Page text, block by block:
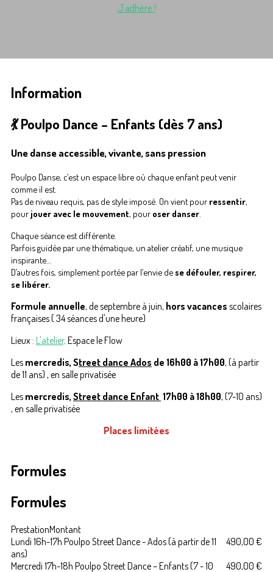
J'adhère !
Information
💃 Poulpo Dance – Enfants (dès 7 ans)
Une danse accessible, vivante, sans pression
Poulpo Danse, c’est un espace libre où chaque enfant peut venir
comme il est.
Pas de niveau requis, pas de style imposé. On vient pour ressentir,
pour jouer avec le mouvement, pour oser danser
Chaque séance est différente.
Parfois guidée par une thématique, un atelier créatif, une musique
inspirante…
D’autres fois, simplement portée par l’envie dese défouler, respirer,
se libérer.
Formule annuelle, de septembre à juin, hors vacances scolaires
françaises ( 34 séances d'une heure)
Lieux : L'atelier, Espace le Flow
Les mercredis, Street dance Ados de 16h00 à 17h00, (à partir
de 11 ans) , en salle privatisée
Les mercredis, Street dance Enfant 17h00 à 18h00, (7-10 ans)
, en salle privatisée
Places limitées
Formules
Formules
PrestationMontant
Lundi 16h-17h Poulpo Street Dance - Ados (à partir de 11
ans)
490,00 €
Mercredi 17h-18h Poulpo Street Dance – Enfants (7 - 10
490,00 €